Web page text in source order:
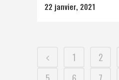
22 janvier, 2021
1 2